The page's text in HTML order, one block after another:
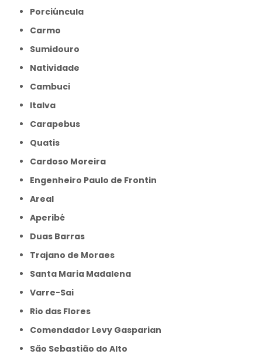
Porciúncula
Carmo
Sumidouro
Natividade
Cambuci
Italva
Carapebus
Quatis
Cardoso Moreira
Engenheiro Paulo de Frontin
Areal
Aperibé
Duas Barras
Trajano de Moraes
Santa Maria Madalena
Varre-Sai
Rio das Flores
Comendador Levy Gasparian
São Sebastião do Alto